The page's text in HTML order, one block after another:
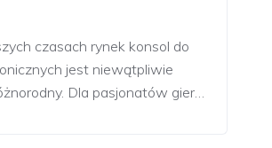
czasach rynek konsol do
jest niewątpliwie
Dla pasjonatów gier…